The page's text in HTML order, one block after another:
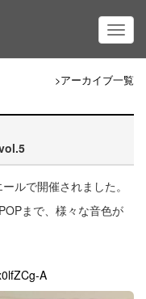
>アーカイブ一覧
ルで開催されました。
まで、様々な音色が
A